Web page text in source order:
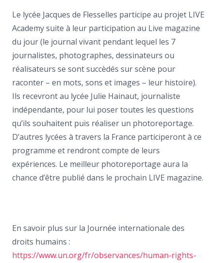
Le lycée Jacques de Flesselles participe au projet LIVE
Academy suite à leur participation au Live magazine
du jour (le journal vivant pendant lequel les 7
journalistes, photographes, dessinateurs ou
réalisateurs se sont succèdés sur scène pour
raconter – en mots, sons et images – leur histoire).
Ils recevront au lycée Julie Hainaut, journaliste
indépendante, pour lui poser toutes les questions
qu’ils souhaitent puis réaliser un photoreportage.
D’autres lycées à travers la France participeront à ce
programme et rendront compte de leurs
expériences. Le meilleur photoreportage aura la
chance d’être publié dans le prochain LIVE magazine.
En savoir plus sur la Journée internationale des
droits humains :
https://www.un.org/fr/observances/human-rights-